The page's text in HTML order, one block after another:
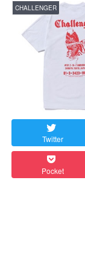
CHALLENGER
Twitter
Pocket